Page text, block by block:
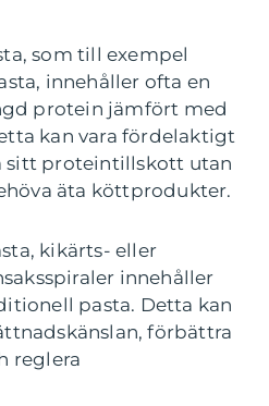
som till exempel
innehåller ofta en
protein jämfört med
kan vara fördelaktigt
sitt proteintillskott utan
äta köttprodukter.
kikärts- eller
innehåller
pasta. Detta kan
förbättra
reglera